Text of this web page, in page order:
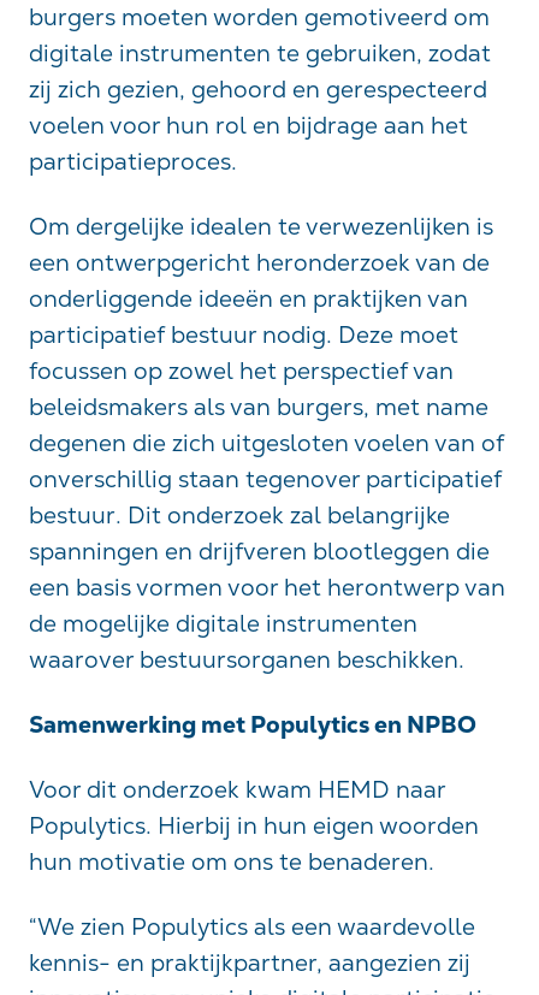
burgers moeten worden gemotiveerd om
digitale instrumenten te gebruiken, zodat
zij zich gezien, gehoord en gerespecteerd
voelen voor hun rol en bijdrage aan het
participatieproces.
Om dergelijke idealen te verwezenlijken is
een ontwerpgericht heronderzoek van de
onderliggende ideeën en praktijken van
participatief bestuur nodig. Deze moet
focussen op zowel het perspectief van
beleidsmakers als van burgers, met name
degenen die zich uitgesloten voelen van of
onverschillig staan tegenover participatief
bestuur. Dit onderzoek zal belangrijke
spanningen en drijfveren blootleggen die
een basis vormen voor het herontwerp van
de mogelijke digitale instrumenten
waarover bestuursorganen beschikken.
Samenwerking met Populytics en NPBO
Voor dit onderzoek kwam HEMD naar
Populytics. Hierbij in hun eigen woorden
hun motivatie om ons te benaderen.
“We zien Populytics als een waardevolle
kennis- en praktijkpartner, aangezien zij